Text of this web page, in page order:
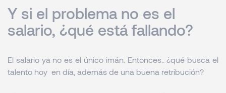
Y si el problema no es el
salario, ¿qué está fallando?
El salario ya no es el único imán. Entonces.. ¿qué busca el
talento hoy en día, además de una buena retribución?